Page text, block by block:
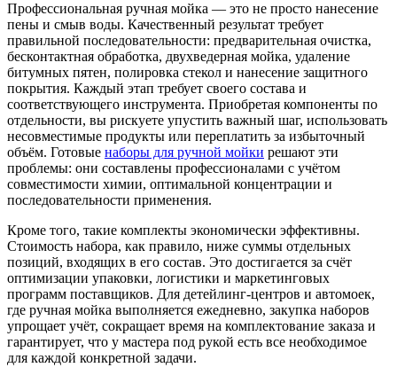
Профессиональная ручная мойка — это не просто нанесение
пены и смыв воды. Качественный результат требует
правильной последовательности: предварительная очистка,
бесконтактная обработка, двухведерная мойка, удаление
битумных пятен, полировка стекол и нанесение защитного
покрытия. Каждый этап требует своего состава и
соответствующего инструмента. Приобретая компоненты по
отдельности, вы рискуете упустить важный шаг, использовать
несовместимые продукты или переплатить за избыточный
объём. Готовые наборы для ручной мойки решают эти
проблемы: они составлены профессионалами с учётом
совместимости химии, оптимальной концентрации и
последовательности применения.
Кроме того, такие комплекты экономически эффективны.
Стоимость набора, как правило, ниже суммы отдельных
позиций, входящих в его состав. Это достигается за счёт
оптимизации упаковки, логистики и маркетинговых
программ поставщиков. Для детейлинг-центров и автомоек,
где ручная мойка выполняется ежедневно, закупка наборов
упрощает учёт, сокращает время на комплектование заказа и
гарантирует, что у мастера под рукой есть все необходимое
для каждой конкретной задачи.